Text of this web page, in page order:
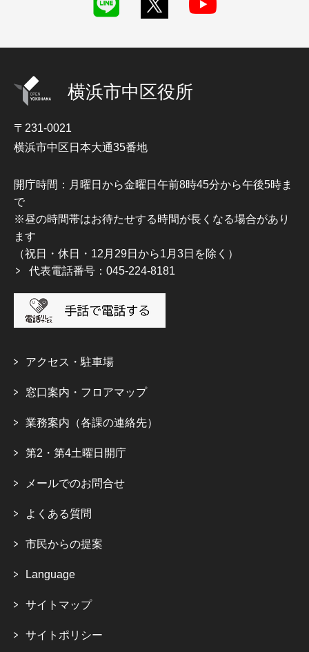
横浜市中区役所
〒231-0021
横浜市中区日本大通35番地
開庁時間：月曜日から金曜日午前8時45分から午後5時ま
で
※昼の時間帯はお待たせする時間が長くなる場合があり
ます
（祝日・休日・12月29日から1月3日を除く）
代表電話番号：045-224-8181
アクセス・駐車場
窓口案内・フロアマップ
業務案内（各課の連絡先）
第2・第4土曜日開庁
メールでのお問合せ
よくある質問
市民からの提案
Language
サイトマップ
サイトポリシー